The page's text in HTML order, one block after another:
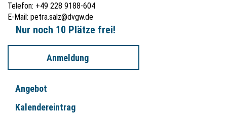
Telefon: +49 228 9188-604
E-Mail: petra.salz@dvgw.de
Nur noch 10 Plätze frei!
Anmeldung
Angebot
Kalendereintrag